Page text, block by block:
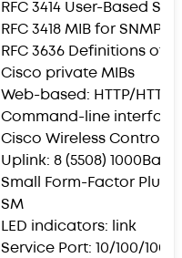
RFC 3414 User-Based
RFC 3418 MIB for SNMP
RFC 3636 Definitions of
Cisco private MIBs
Web-based: HTTP/HTTPS
Command-line
Cisco Wireless Control
Uplink: 8 (5508)
Small Form-Factor
SM
LED indicators: link
Service Port: 10/100/